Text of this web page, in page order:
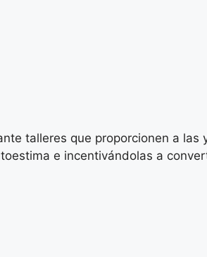
talleres que proporcionen a las
e incentivándolas a